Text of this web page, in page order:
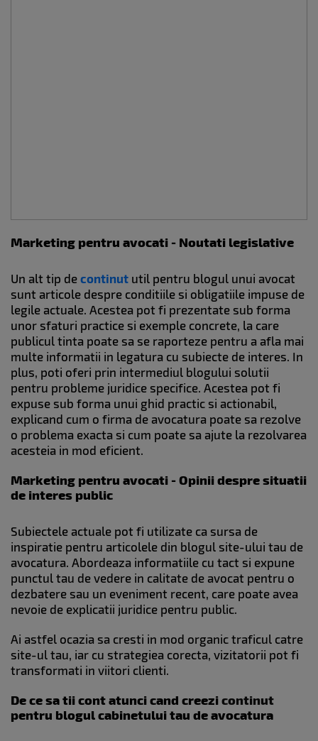
Marketing pentru avocati - Noutati legislative
Un alt tip de continut util pentru blogul unui avocat
sunt articole despre conditiile si obligatiile impuse de
legile actuale. Acestea pot fi prezentate sub forma
unor sfaturi practice si exemple concrete, la care
publicul tinta poate sa se raporteze pentru a afla mai
multe informatii in legatura cu subiecte de interes. In
plus, poti oferi prin intermediul blogului solutii
pentru probleme juridice specifice. Acestea pot fi
expuse sub forma unui ghid practic si actionabil,
explicand cum o firma de avocatura poate sa rezolve
o problema exacta si cum poate sa ajute la rezolvarea
acesteia in mod eficient.
Marketing pentru avocati - Opinii despre situatii
de interes public
Subiectele actuale pot fi utilizate ca sursa de
inspiratie pentru articolele din blogul site-ului tau de
avocatura. Abordeaza informatiile cu tact si expune
punctul tau de vedere in calitate de avocat pentru o
dezbatere sau un eveniment recent, care poate avea
nevoie de explicatii juridice pentru public.
Ai astfel ocazia sa cresti in mod organic traficul catre
site-ul tau, iar cu strategiea corecta, vizitatorii pot fi
transformati in viitori clienti.
De ce sa tii cont atunci cand creezicontinut
pentru blogul cabinetului tau de avocatura